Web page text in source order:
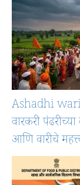
Ashadhi wari
वारकरी
आणि वारीचे